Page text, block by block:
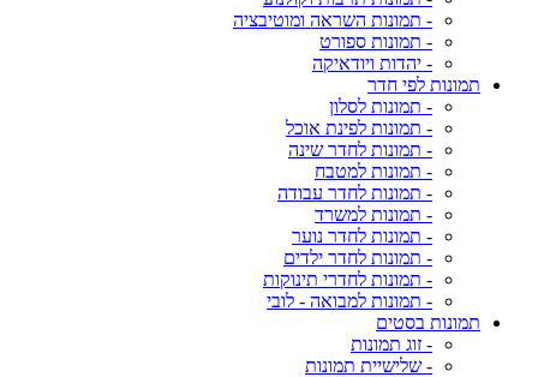
- תמונות השראה ומוטיבציה
- תמונות ספורט
- יהדות ויודאיקה
תמונות לפי חדר
- תמונות לסלון
- תמונות לפינת אוכל
- תמונות לחדר שינה
- תמונות למטבח
- תמונות לחדר עבודה
- תמונות למשרד
- תמונות לחדר נוער
- תמונות לחדר ילדים
- תמונות לחדרי תינוקות
- תמונות למבואה - לובי
תמונות בסטים
- זוג תמונות
- שלישיית תמונות